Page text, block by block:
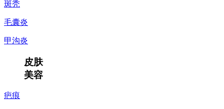
斑秃
毛囊炎
甲沟炎
皮肤
美容
疤痕